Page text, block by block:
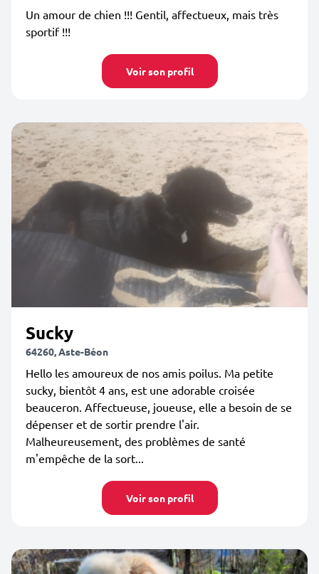
Un amour de chien !!! Gentil, affectueux, mais très
sportif !!!
Voir son profil
Sucky
64260, Aste-Béon
Hello les amoureux de nos amis poilus. Ma petite
sucky, bientôt 4 ans, est une adorable croisée
beauceron. Affectueuse, joueuse, elle a besoin de se
dépenser et de sortir prendre l'air.
Malheureusement, des problèmes de santé
m'empêche de la sort...
Voir son profil